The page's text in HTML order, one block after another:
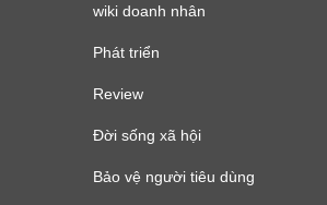
wiki doanh nhân
Phát triển
Review
Đời sống xã hội
Bảo vệ người tiêu dùng